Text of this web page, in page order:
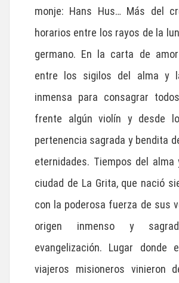
monje: Hans Hus… Más del
horarios entre los rayos de la
germano. En la carta de
entre los sigilos del alma y
inmensa para consagrar
frente algún violín y desde
pertenencia sagrada y bendita
eternidades. Tiempos del alma
ciudad de La Grita, que nació
con la poderosa fuerza de sus
origen inmenso y
evangelización. Lugar donde
viajeros misioneros vinieron